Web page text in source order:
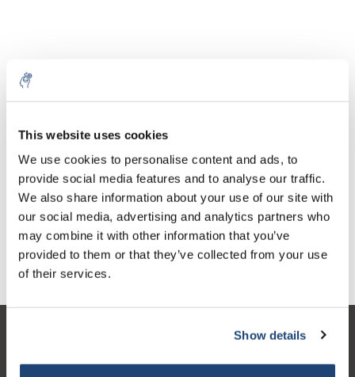
This website uses cookies
We use cookies to personalise content and ads, to
provide social media features and to analyse our traffic.
We also share information about your use of our site with
our social media, advertising and analytics partners who
may combine it with other information that you’ve
provided to them or that they’ve collected from your use
of their services.
Show details
1 Stuk Excl. btw
€430,76
Incl. btw
Toevoegen aan winkelwagen
Informatie